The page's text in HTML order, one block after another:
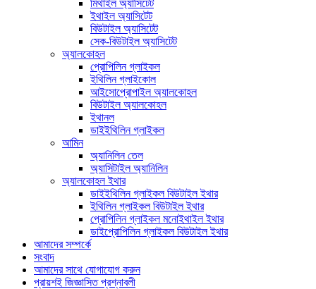
মিথাইল অ্যাসিটেট
ইথাইল অ্যাসিটেট
বিউটাইল অ্যাসিটেট
সেক-বিউটাইল অ্যাসিটেট
অ্যালকোহল
প্রোপিলিন গ্লাইকল
ইথিলিন গ্লাইকোল
আইসোপ্রোপাইল অ্যালকোহল
বিউটাইল অ্যালকোহল
ইথানল
ডাইইথিলিন গ্লাইকল
আমিন
অ্যানিলিন তেল
অ্যাসিটাইল অ্যানিলিন
অ্যালকোহল ইথার
ডাইইথিলিন গ্লাইকল বিউটাইল ইথার
ইথিলিন গ্লাইকল বিউটাইল ইথার
প্রোপিলিন গ্লাইকল মনোইথাইল ইথার
ডাইপ্রোপিলিন গ্লাইকল বিউটাইল ইথার
আমাদের সম্পর্কে
সংবাদ
আমাদের সাথে যোগাযোগ করুন
প্রায়শই জিজ্ঞাসিত প্রশ্নাবলী